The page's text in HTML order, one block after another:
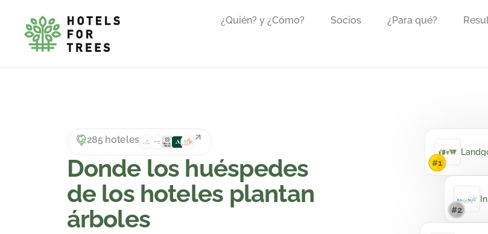
¿Quién? y ¿Cómo? Socios ¿Para qué?
285 hoteles
Donde los huéspedes
de los hoteles plantan
árboles